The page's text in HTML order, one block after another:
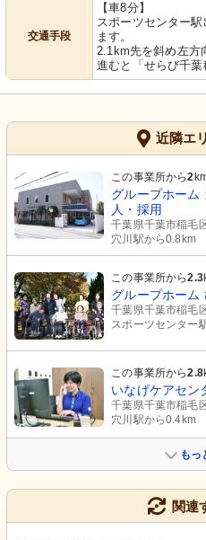
交通手段
【車8分】
スポーツセンター
ます。
2.1km先を斜め左方
進むと「せらび千葉
近隣エ
この事業所から2
グループホーム
人・採用
千葉県千葉市稲毛
穴川駅から0.8km
この事業所から2.3
グループホーム
千葉県千葉市稲毛
スポーツセンター
この事業所から2.8
いなげケアセン
千葉県千葉市稲毛
穴川駅から0.4km
もっ
関連